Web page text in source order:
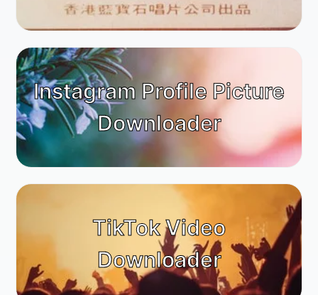
Instagram Profile Picture
Downloader
TikTok Video
Downloader